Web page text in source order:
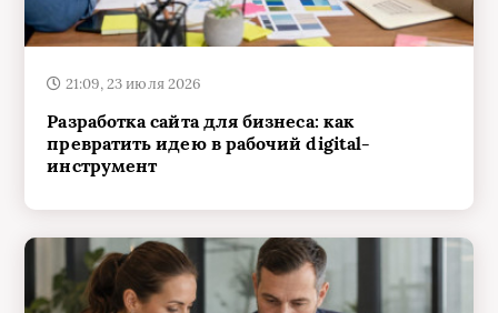
21:09, 23 июля 2026
Разработка сайта для бизнеса: как
превратить идею в рабочий digital-
инструмент